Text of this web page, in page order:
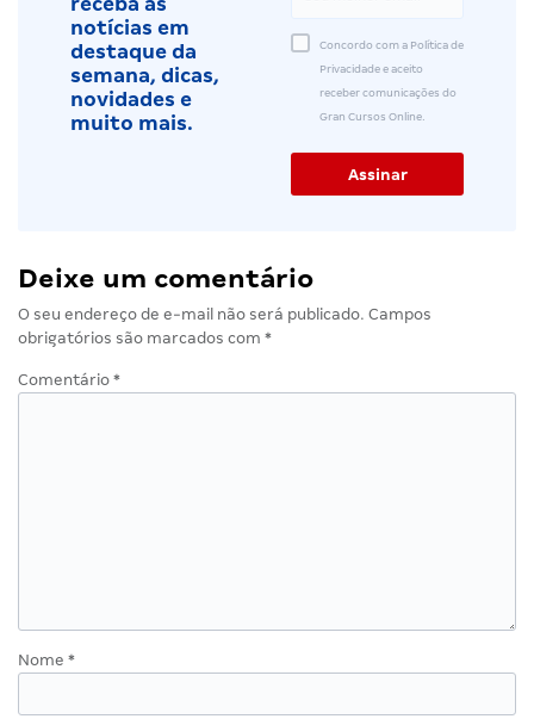
notícias em
destaque da
semana, dicas,
novidades e
muito mais.
Concordo com a Política de
Privacidade e aceito
receber comunicações do
Gran Cursos Online.
Deixe um comentário
O seu endereço de e-mail não será publicado. Campos
obrigatórios são marcados com *
Comentário *
Nome *